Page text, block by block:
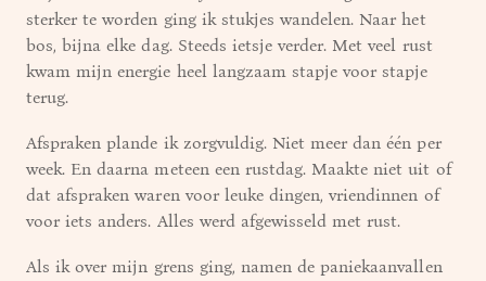
sterker te worden ging ik stukjes wandelen. Naar het
bos, bijna elke dag. Steeds ietsje verder. Met veel rust
kwam mijn energie heel langzaam stapje voor stapje
terug.
Afspraken plande ik zorgvuldig. Niet meer dan één per
week. En daarna meteen een rustdag. Maakte niet uit of
dat afspraken waren voor leuke dingen, vriendinnen of
voor iets anders. Alles werd afgewisseld met rust.
Als ik over mijn grens ging, namen de paniekaanvallen